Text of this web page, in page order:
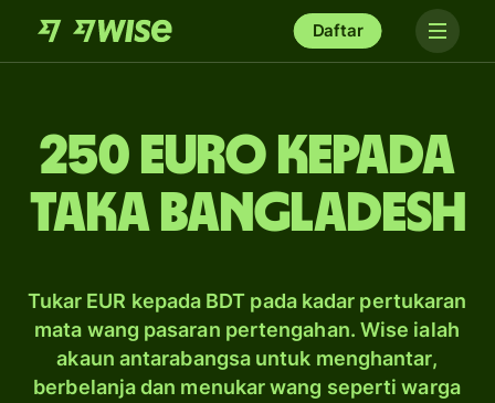
Daftar
250 Euro kepada
taka Bangladesh
Tukar EUR kepada BDT pada kadar pertukaran
mata wang pasaran pertengahan. Wise ialah
akaun antarabangsa untuk menghantar,
berbelanja dan menukar wang seperti warga